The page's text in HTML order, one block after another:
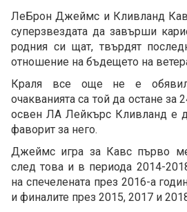
ЛеБрон Джеймс и Кливланд
суперзвездата да завърши
родния си щат, твърдят
отношение на бъдещето на
Краля все още не е
очакванията са той да остане за
освен ЛА Лейкърс Кливланд е
фаворит за него.
Джеймс игра за Кавс първо
след това и в периода 2014-
на спечелената през 2016-а
и финалите през 2015, 2017 и